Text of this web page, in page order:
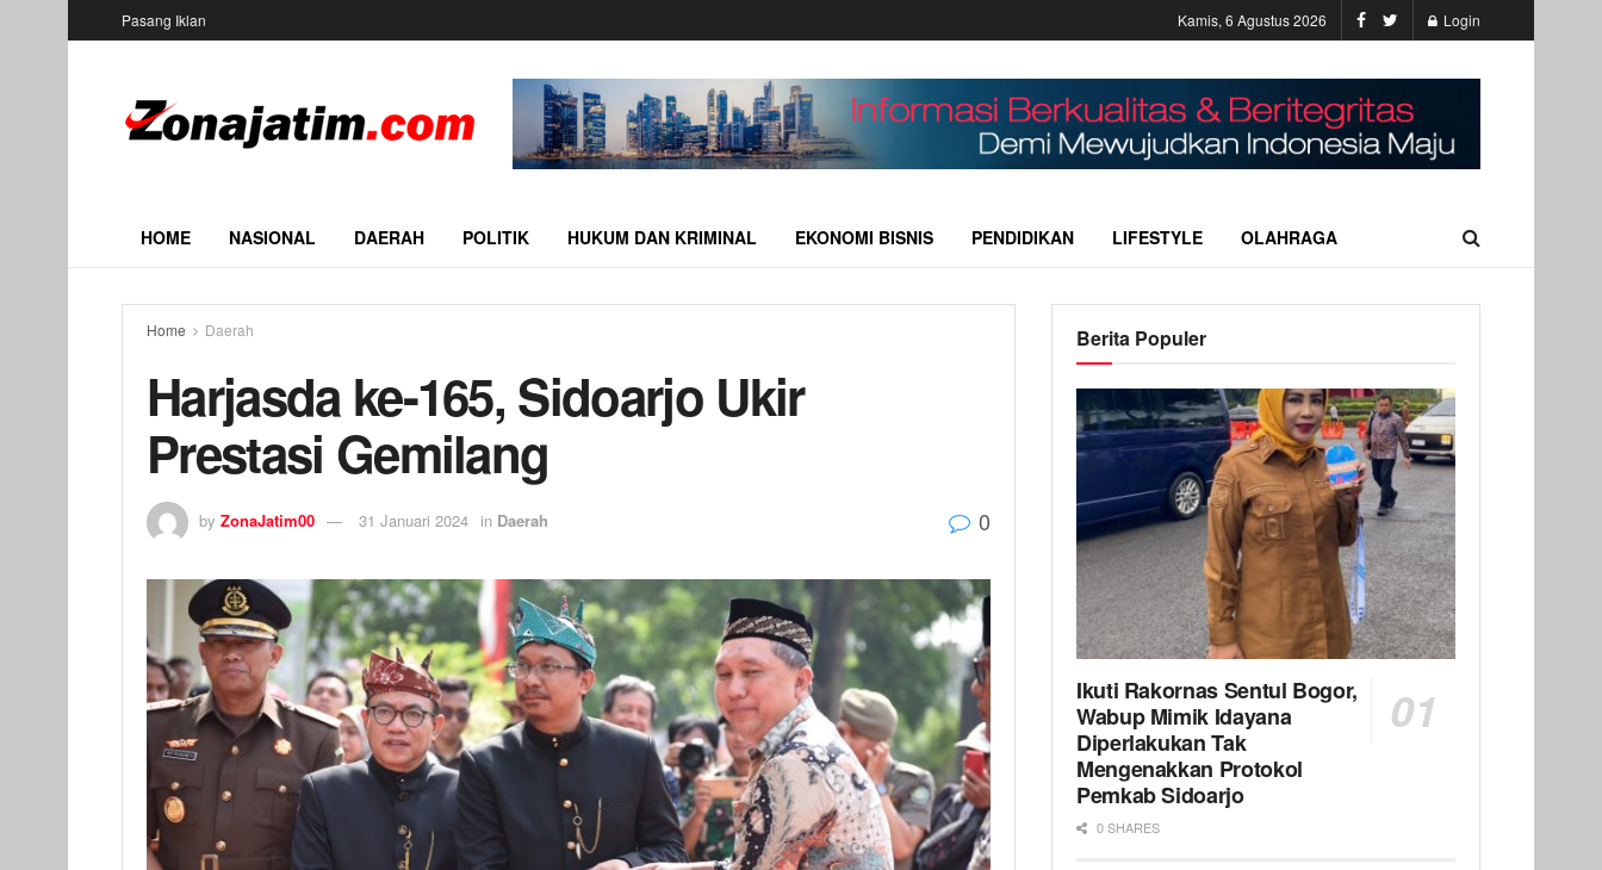
Pasang Iklan Kamis, 6 Agustus 2026 Login
HOME NASIONAL DAERAH POLITIK HUKUM DAN KRIMINAL EKONOMI BISNIS PENDIDIKAN LIFESTYLE OLAHRAGA
Home Daerah
Harjasda ke-165, Sidoarjo Ukir
Prestasi Gemilang
by ZonaJatim00 31 Januari 2024 in Daerah 0
Berita Populer
Ikuti Rakornas Sentul Bogor,
Wabup Mimik Idayana
Diperlakukan Tak
Mengenakkan Protokol
Pemkab Sidoarjo
0 SHARES